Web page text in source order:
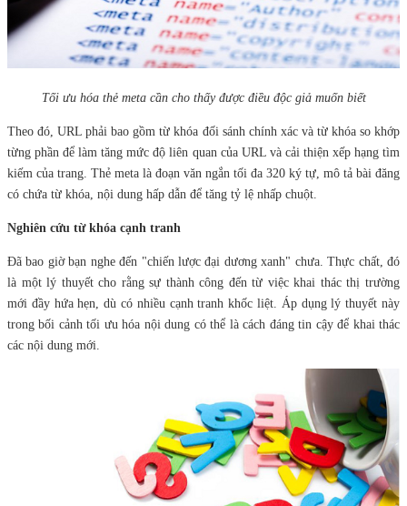
Tối ưu hóa thẻ meta cần cho thấy được điều độc giả muốn biết
Theo đó, URL phải bao gồm từ khóa đối sánh chính xác và từ khóa so khớp
từng phần để làm tăng mức độ liên quan của URL và cải thiện xếp hạng tìm
kiếm của trang. Thẻ meta là đoạn văn ngắn tối đa 320 ký tự, mô tả bài đăng
có chứa từ khóa, nội dung hấp dẫn để tăng tỷ lệ nhấp chuột.
Nghiên cứu từ khóa cạnh tranh
Đã bao giờ bạn nghe đến "chiến lược đại dương xanh" chưa. Thực chất, đó
là một lý thuyết cho rằng sự thành công đến từ việc khai thác thị trường
mới đầy hứa hẹn, dù có nhiều cạnh tranh khốc liệt. Áp dụng lý thuyết này
trong bối cảnh tối ưu hóa nội dung có thể là cách đáng tin cậy để khai thác
các nội dung mới.